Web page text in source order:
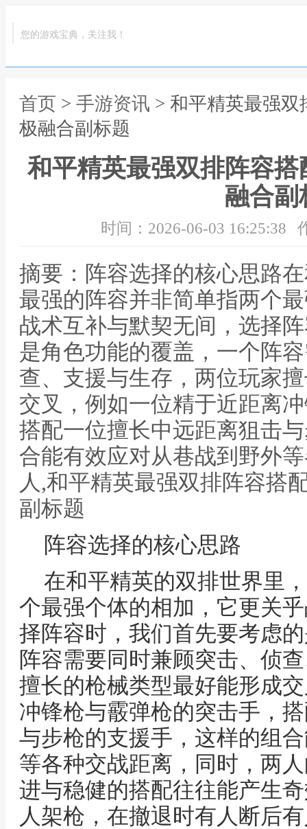
您的游戏宝典，关注我！
首页 > 手游资讯 > 和平精英最强
极融合副标题
和平精英最强双排阵容
融合副
时间：2026-06-03 16:25:38
摘要：阵容选择的核心思路
最强的阵容并非简单指两个
战术互补与默契无间，选择
是角色功能的覆盖，一个阵
查、支援与生存，两位玩家
交叉，例如一位精于近距离
搭配一位擅长中远距离狙击
合能有效应对从巷战到野外
人,和平精英最强双排阵容搭
副标题
阵容选择的核心思路
在和平精英的双排世界里
个最强个体的相加，它更关
择阵容时，我们首先要考虑
阵容需要同时兼顾突击、侦
擅长的枪械类型最好能形成
冲锋枪与霰弹枪的突击手，
与步枪的支援手，这样的组
等各种交战距离，同时，两
进与稳健的搭配往往能产生
人架枪，在撤退时有人断后